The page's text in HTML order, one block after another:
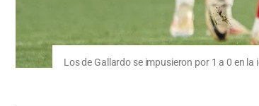
Los de Gallardo se impusieron por 1 a 0 en la